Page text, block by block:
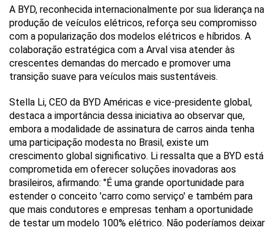
A BYD, reconhecida internacionalmente por sua liderança na
produção de veículos elétricos, reforça seu compromisso
com a popularização dos modelos elétricos e híbridos. A
colaboração estratégica com a Arval visa atender às
crescentes demandas do mercado e promover uma
transição suave para veículos mais sustentáveis.
Stella Li, CEO da BYD Américas e vice-presidente global,
destaca a importância dessa iniciativa ao observar que,
embora a modalidade de assinatura de carros ainda tenha
uma participação modesta no Brasil, existe um
crescimento global significativo. Li ressalta que a BYD está
comprometida em oferecer soluções inovadoras aos
brasileiros, afirmando: "É uma grande oportunidade para
estender o conceito 'carro como serviço' e também para
que mais condutores e empresas tenham a oportunidade
de testar um modelo 100% elétrico. Não poderíamos deixar